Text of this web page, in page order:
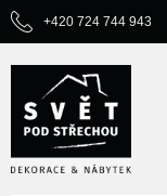
+420 724 744 943